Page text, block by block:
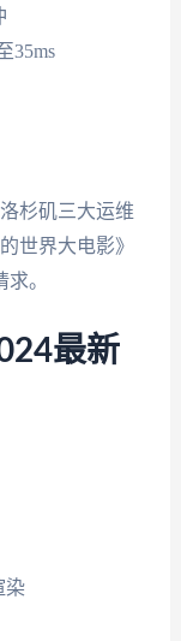
35ms
杉矶三大运维
世界大电影》
。
最新
染